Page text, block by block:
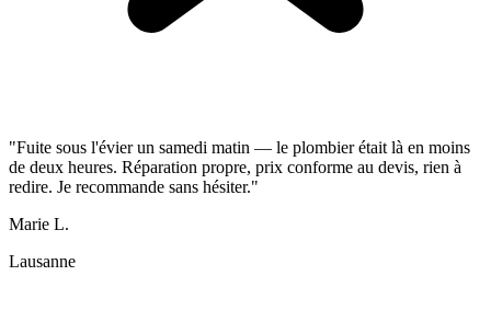
"Fuite sous l'évier un samedi matin — le plombier était là en moins
de deux heures. Réparation propre, prix conforme au devis, rien à
redire. Je recommande sans hésiter."
Marie L.
Lausanne